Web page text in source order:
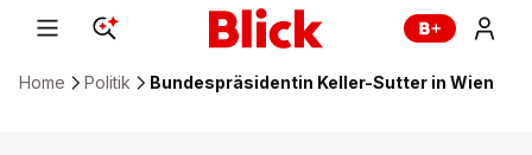
Home Politik Bundespräsidentin Keller-Sutter in Wien